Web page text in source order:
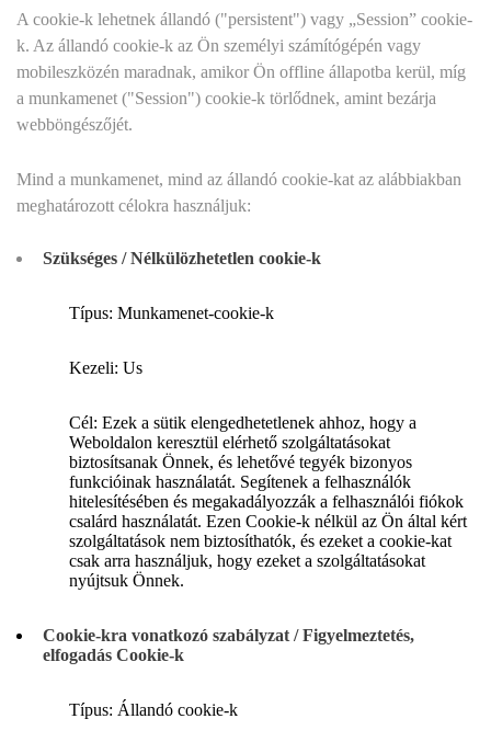
A cookie-k lehetnek állandó ("persistent") vagy „Session” cookie-
k. Az állandó cookie-k az Ön személyi számítógépén vagy
mobileszközén maradnak, amikor Ön offline állapotba kerül, míg
a munkamenet ("Session") cookie-k törlődnek, amint bezárja
webböngészőjét.
Mind a munkamenet, mind az állandó cookie-kat az alábbiakban
meghatározott célokra használjuk:
Szükséges / Nélkülözhetetlen cookie-k
Típus: Munkamenet-cookie-k
Kezeli: Us
Cél: Ezek a sütik elengedhetetlenek ahhoz, hogy a
Weboldalon keresztül elérhető szolgáltatásokat
biztosítsanak Önnek, és lehetővé tegyék bizonyos
funkcióinak használatát. Segítenek a felhasználók
hitelesítésében és megakadályozzák a felhasználói fiókok
csalárd használatát. Ezen Cookie-k nélkül az Ön által kért
szolgáltatások nem biztosíthatók, és ezeket a cookie-kat
csak arra használjuk, hogy ezeket a szolgáltatásokat
nyújtsuk Önnek.
Cookie-kra vonatkozó szabályzat / Figyelmeztetés,
elfogadás Cookie-k
Típus: Állandó cookie-k